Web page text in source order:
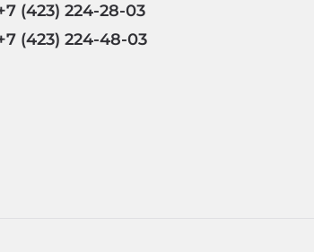
(423) 224-28-03
(423) 224-48-03